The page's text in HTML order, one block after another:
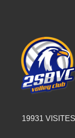
19931 VISITES